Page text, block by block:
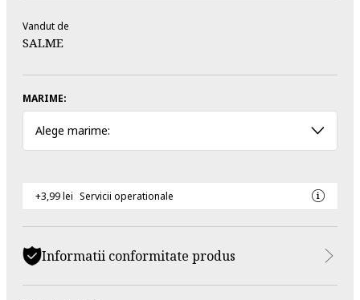
Vandut de
SALME
MARIME:
Alege marime:
+3,99 lei Servicii operationale
Informatii conformitate produs